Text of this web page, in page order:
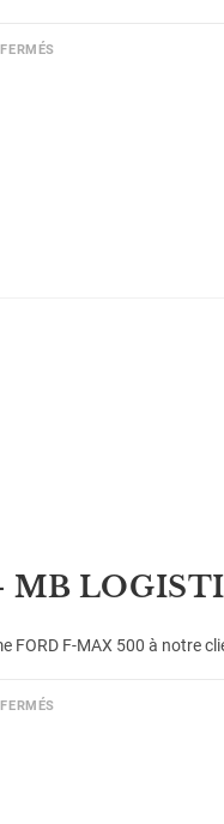
MB
FORD F-MAX 500 à notre